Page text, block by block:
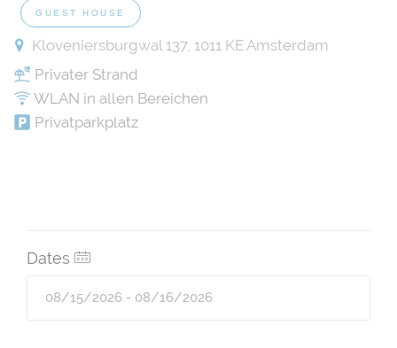
GUEST HOUSE
Kloveniersburgwal 137, 1011 KE Amsterdam
Privater Strand
WLAN in allen Bereichen
Privatparkplatz
Dates